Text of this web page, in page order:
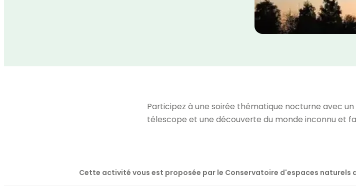
Participez à une soirée thématique nocturne avec un
télescope et une découverte du monde inconnu et
Cette activité vous est proposée par le Conservatoire d'espaces naturels